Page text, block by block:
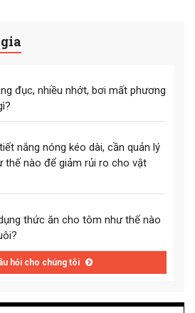
đục, nhiều nhớt, bơi mất phương
nắng nóng kéo dài, cần quản lý
thế nào để giảm rủi ro cho vật
thức ăn cho tôm như thế nào
hỏi cho chúng tôi